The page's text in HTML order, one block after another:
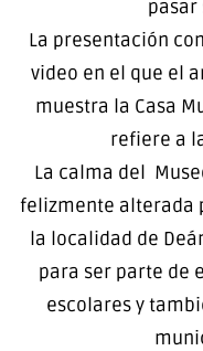
pasar
La presentación
video en el que el
muestra la Casa
refiere a
La calma del
felizmente alterada
la localidad de
para ser parte de
escolares y